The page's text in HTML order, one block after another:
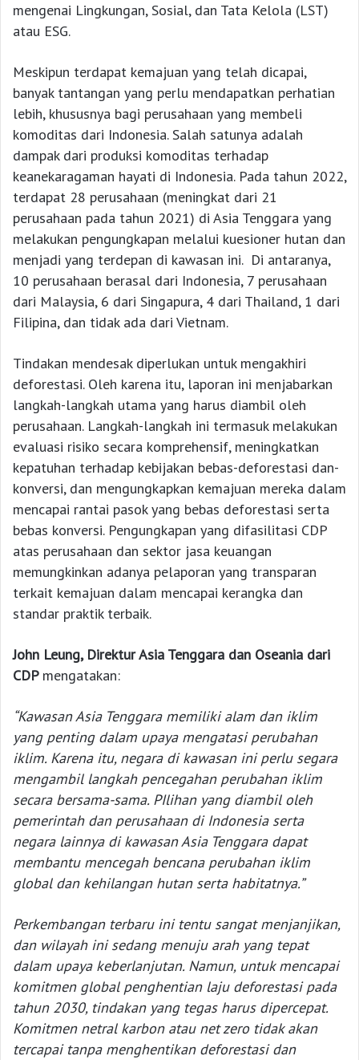
mengenai Lingkungan, Sosial, dan Tata Kelola (LST)
atau ESG.
Meskipun terdapat kemajuan yang telah dicapai,
banyak tantangan yang perlu mendapatkan perhatian
lebih, khususnya bagi perusahaan yang membeli
komoditas dari Indonesia. Salah satunya adalah
dampak dari produksi komoditas terhadap
keanekaragaman hayati di Indonesia. Pada tahun 2022,
terdapat 28 perusahaan (meningkat dari 21
perusahaan pada tahun 2021) di Asia Tenggara yang
melakukan pengungkapan melalui kuesioner hutan dan
menjadi yang terdepan di kawasan ini. Di antaranya,
10 perusahaan berasal dari Indonesia, 7 perusahaan
dari Malaysia, 6 dari Singapura, 4 dari Thailand, 1 dari
Filipina, dan tidak ada dari Vietnam.
Tindakan mendesak diperlukan untuk mengakhiri
deforestasi. Oleh karena itu, laporan ini menjabarkan
langkah-langkah utama yang harus diambil oleh
perusahaan. Langkah-langkah ini termasuk melakukan
evaluasi risiko secara komprehensif, meningkatkan
kepatuhan terhadap kebijakan bebas-deforestasi dan-
konversi, dan mengungkapkan kemajuan mereka dalam
mencapai rantai pasok yang bebas deforestasi serta
bebas konversi. Pengungkapan yang difasilitasi CDP
atas perusahaan dan sektor jasa keuangan
memungkinkan adanya pelaporan yang transparan
terkait kemajuan dalam mencapai kerangka dan
standar praktik terbaik.
John Leung, Direktur Asia Tenggara dan Oseania dari
CDP mengatakan:
“Kawasan Asia Tenggara memiliki alam dan iklim
yang penting dalam upaya mengatasi perubahan
iklim. Karena itu, negara di kawasan ini perlu segara
mengambil langkah pencegahan perubahan iklim
secara bersama-sama. PIlihan yang diambil oleh
pemerintah dan perusahaan di Indonesia serta
negara lainnya di kawasan Asia Tenggara dapat
membantu mencegah bencana perubahan iklim
global dan kehilangan hutan serta habitatnya.”
Perkembangan terbaru ini tentu sangat menjanjikan,
dan wilayah ini sedang menuju arah yang tepat
dalam upaya keberlanjutan. Namun, untuk mencapai
komitmen global penghentian laju deforestasi pada
tahun 2030, tindakan yang tegas harus dipercepat.
Komitmen netral karbon atau net zero tidak akan
tercapai tanpa menghentikan deforestasi dan